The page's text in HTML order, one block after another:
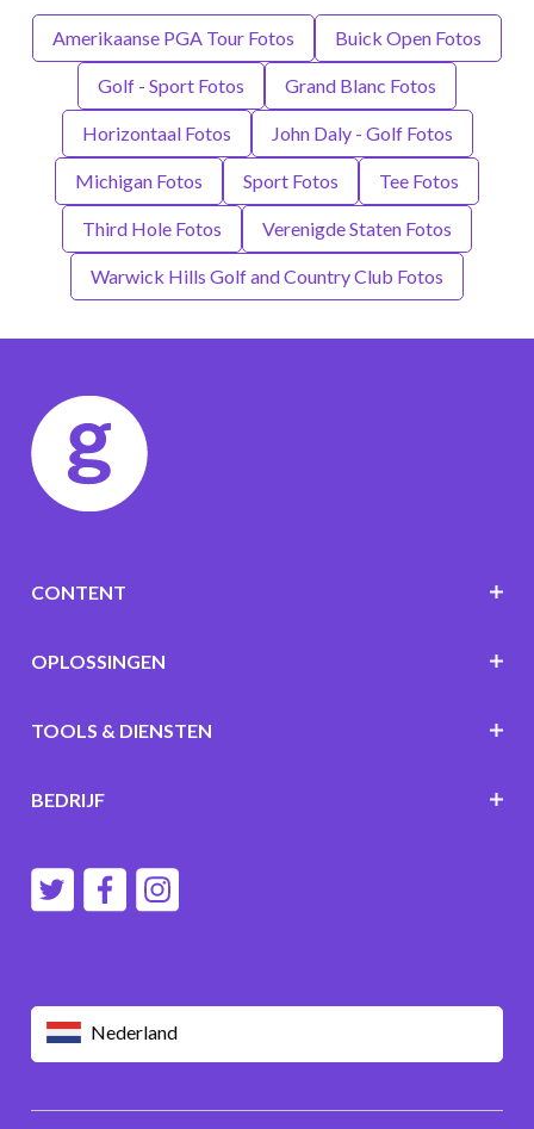
Amerikaanse PGA Tour Fotos Buick Open Fotos
Golf - Sport Fotos Grand Blanc Fotos
Horizontaal Fotos John Daly - Golf Fotos
Michigan Fotos Sport Fotos Tee Fotos
Third Hole Fotos Verenigde Staten Fotos
Warwick Hills Golf and Country Club Fotos
Nederland
CONTENT
OPLOSSINGEN
TOOLS & DIENSTEN
BEDRIJF